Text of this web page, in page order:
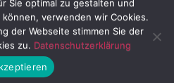
Sie optimal zu gestalten und
verwenden wir Cookies.
der Webseite stimmen Sie der
zu. Datenschutzerklärung